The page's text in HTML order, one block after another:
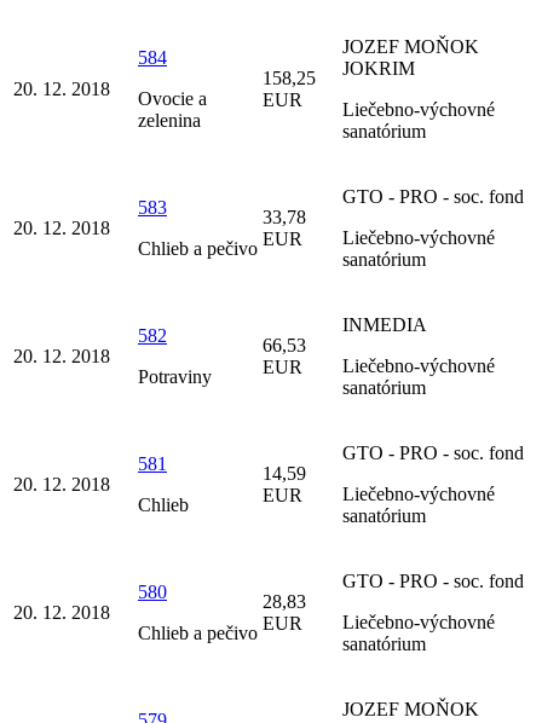
20. 12. 2018
584
Ovocie a
zelenina
158,25
EUR
JOZEF MOŇOK
JOKRIM
Liečebno-výchovné
sanatórium
20. 12. 2018
583
Chlieb a pečivo
33,78
EUR
GTO - PRO - soc. fond
Liečebno-výchovné
sanatórium
20. 12. 2018
582
Potraviny
66,53
EUR
INMEDIA
Liečebno-výchovné
sanatórium
20. 12. 2018
581
Chlieb
14,59
EUR
GTO - PRO - soc. fond
Liečebno-výchovné
sanatórium
20. 12. 2018
580
Chlieb a pečivo
28,83
EUR
GTO - PRO - soc. fond
Liečebno-výchovné
sanatórium
JOZEF MOŇOK